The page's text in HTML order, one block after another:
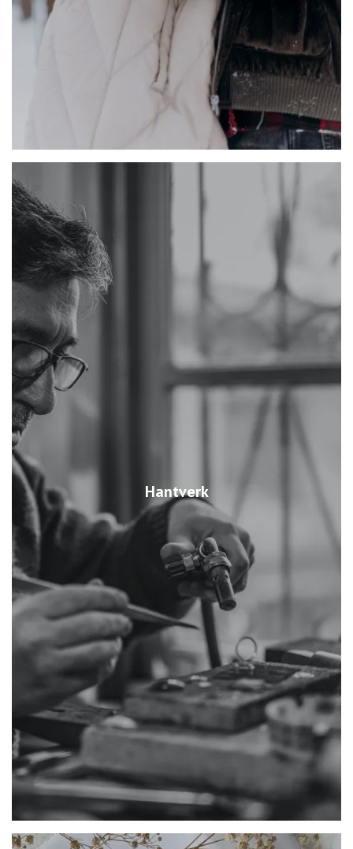
Hantverk